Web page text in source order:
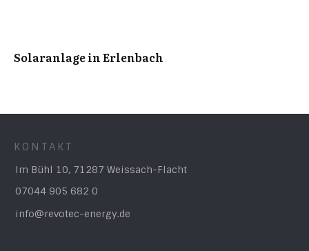
Solaranlage in Erlenbach
KONTAKT
Im Bühl 10, 71287 Weissach-Flacht
07044 905 682 0
info@revotec-energy.de